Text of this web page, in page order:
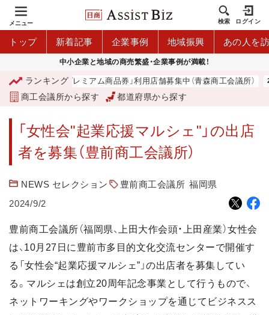
メニュー 検索 ログイン
トップ 新着記事 企業事例 地域振興 あの人を
中小企業と地域の商売繁盛・企業事例が満載！
ランキング
「青森市プレミアム商品券」利用店舗募集中（青森商工会議所）
商工会議所から探す 都道府県から探す
「女性会"起業応援マルシェ"」の出店
者を募集（豊前商工会議所）
NEWS セレクション 豊前商工会議所 福岡県
2024/9/2
豊前商工会議所（福岡県、上田大作会頭・上田産業）女性会
は、10月27日に豊前市多目的文化交流センターで開催す
る「女性会“起業応援マルシェ”」の出店者を募集してい
る。マルシェは創立20周年記念事業として行うもので、
ネットワーキングやワークショップを通じてビジネスス